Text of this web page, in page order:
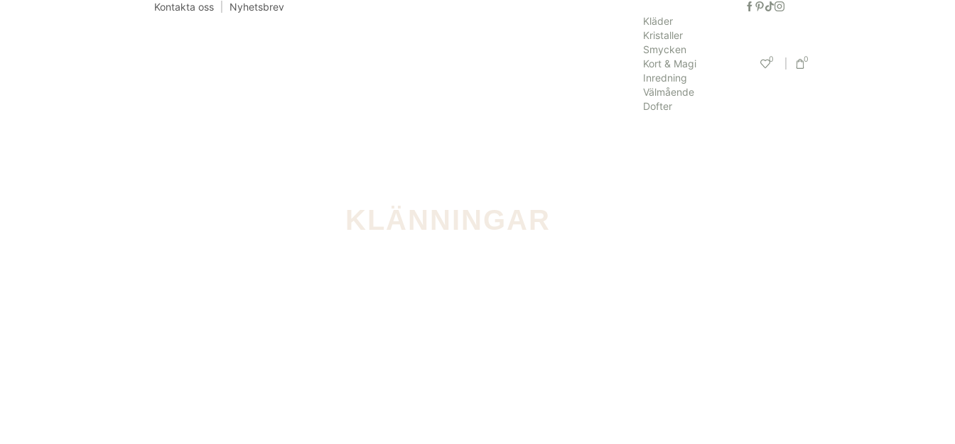
Kontakta oss
Nyhetsbrev
Kläder
Kristaller
Smycken
Kort & Magi
Inredning
Välmående
Dofter
0 0
KLÄNNINGAR